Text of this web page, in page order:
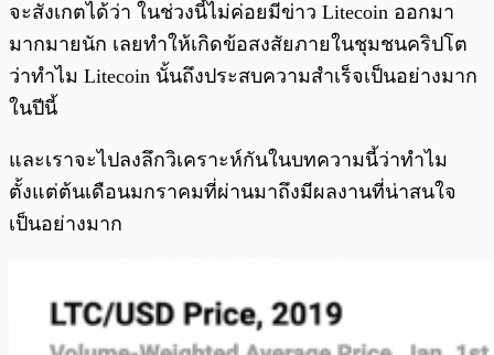
จะสังเกตได้ว่า ในช่วงนี้ไม่ค่อยมีข่าว Litecoin ออกมา
มากมายนัก เลยทำให้เกิดข้อสงสัยภายในชุมชนคริปโต
ว่าทำไม Litecoin นั้นถึงประสบความสำเร็จเป็นอย่างมาก
ในปีนี้
และเราจะไปลงลึกวิเคราะห์กันในบทความนี้ว่าทำไม
ตั้งแต่ต้นเดือนมกราคมที่ผ่านมาถึงมีผลงานที่น่าสนใจ
เป็นอย่างมาก